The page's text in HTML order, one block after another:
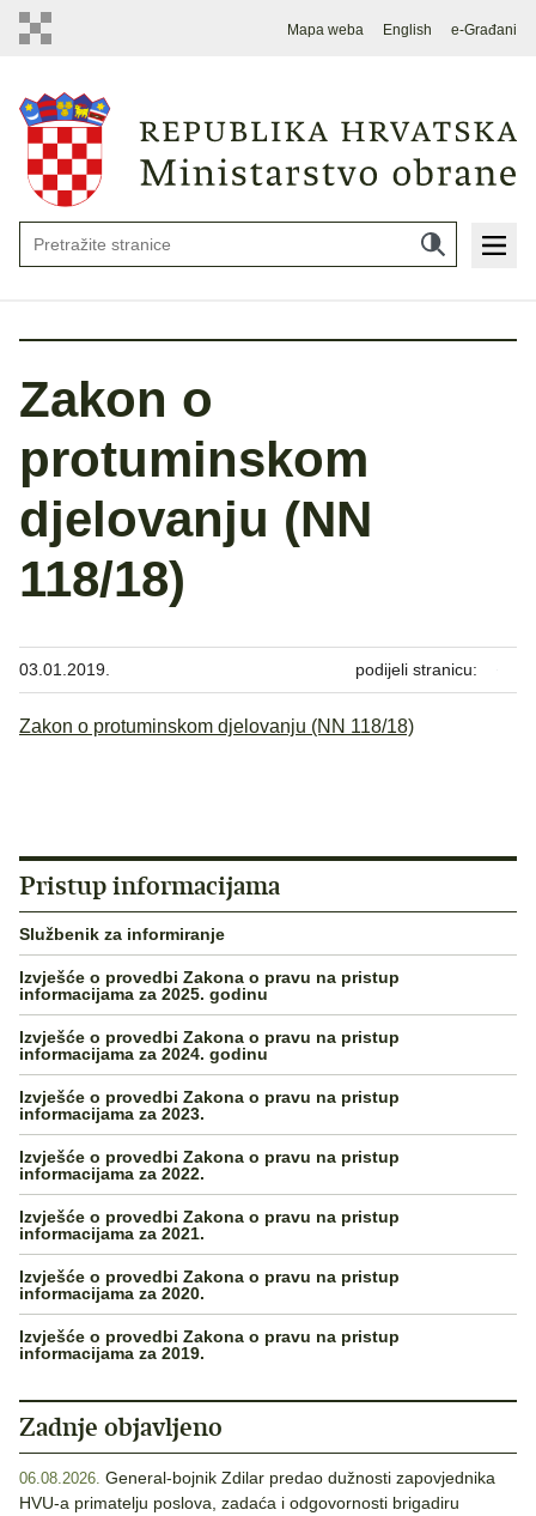
Mapa weba English e-Građani
Zakon o
protuminskom
djelovanju (NN
118/18)
03.01.2019. podijeli stranicu:
Zakon o protuminskom djelovanju (NN 118/18)
Pristup informacijama
Službenik za informiranje
Izvješće o provedbi Zakona o pravu na pristup
informacijama za 2025. godinu
Izvješće o provedbi Zakona o pravu na pristup
informacijama za 2024. godinu
Izvješće o provedbi Zakona o pravu na pristup
informacijama za 2023.
Izvješće o provedbi Zakona o pravu na pristup
informacijama za 2022.
Izvješće o provedbi Zakona o pravu na pristup
informacijama za 2021.
Izvješće o provedbi Zakona o pravu na pristup
informacijama za 2020.
Izvješće o provedbi Zakona o pravu na pristup
informacijama za 2019.
Zadnje objavljeno
06.08.2026. General-bojnik Zdilar predao dužnosti zapovjednika
HVU-a primatelju poslova, zadaća i odgovornosti brigadiru